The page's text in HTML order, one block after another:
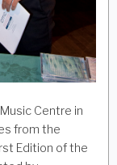
Centre in
from the
Edition of the